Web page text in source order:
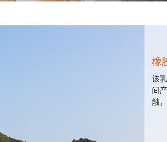
该乳液均匀的包覆在胶粒表面，使胶粒与胶粒之
间产生一个滑移界面，阻隔了胶粒间的直接接